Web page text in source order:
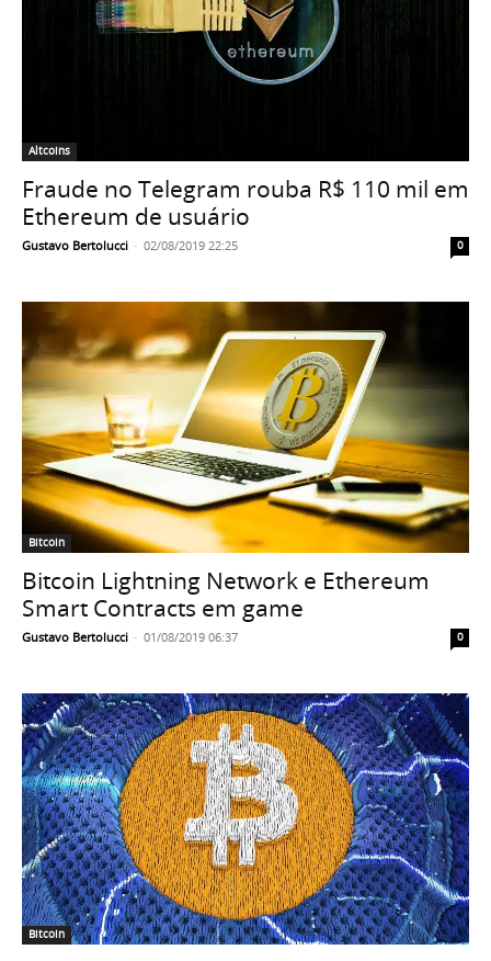
Altcoins
Fraude no Telegram rouba R$ 110 mil em
Ethereum de usuário
Gustavo Bertolucci - 02/08/2019 22:25 0
Bitcoin
Bitcoin Lightning Network e Ethereum
Smart Contracts em game
Gustavo Bertolucci - 01/08/2019 06:37 0
Bitcoin